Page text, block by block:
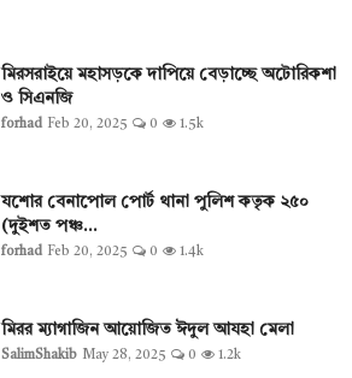
মিরসরাইয়ে মহাসড়কে দাপিয়ে বেড়াচ্ছে অটোরিকশা
ও সিএনজি
forhad Feb 20, 2025 0 1.5k
যশোর বেনাপোল পোর্ট থানা পুলিশ কতৃক ২৫০
(দুইশত পঞ্চ...
forhad Feb 20, 2025 0 1.4k
মিরর ম্যাগাজিন আয়োজিত ঈদুল আযহা মেলা
SalimShakib May 28, 2025 0 1.2k